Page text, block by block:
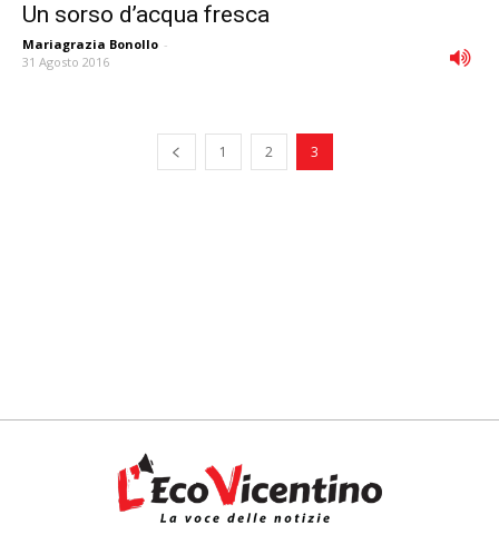
Un sorso d’acqua fresca
Mariagrazia Bonollo -
31 Agosto 2016
1 2 3